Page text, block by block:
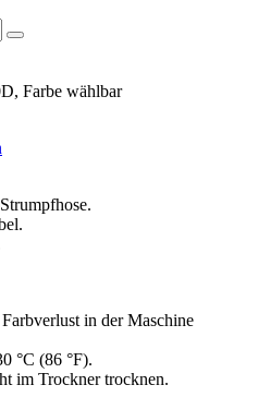
Menge
Farbe wählbar
in der Maschine
°C (86 °F).
im Trockner trocknen.